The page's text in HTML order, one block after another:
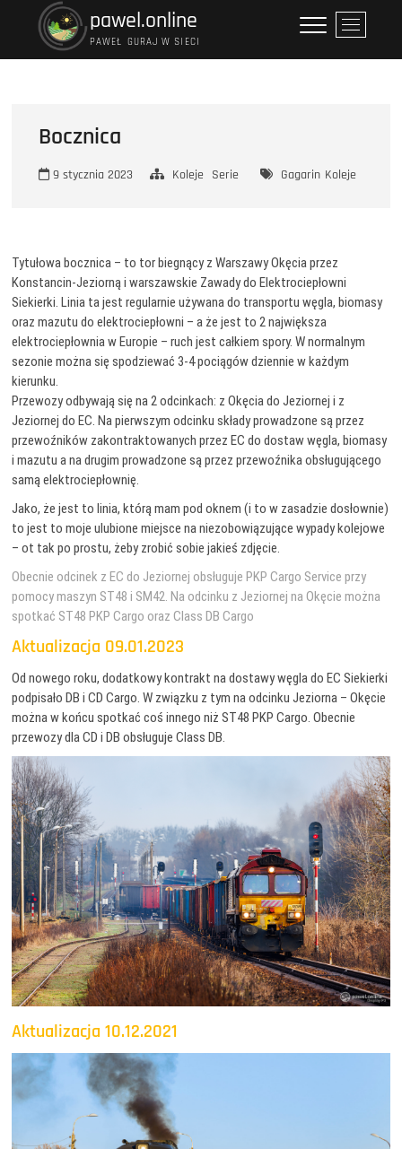
pawel.online
PAWEŁ GURAJ W SIECI
P
r
z
m
Bocznica
9 stycznia 2023 Koleje Serie Gagarin Koleje
Tytułowa bocznica – to tor biegnący z Warszawy Okęcia przez
Konstancin-Jeziorną i warszawskie Zawady do Elektrociepłowni
Siekierki. Linia ta jest regularnie używana do transportu węgla, biomasy
oraz mazutu do elektrociepłowni – a że jest to 2 największa
elektrociepłownia w Europie – ruch jest całkiem spory. W normalnym
sezonie można się spodziewać 3-4 pociągów dziennie w każdym
kierunku.
Przewozy odbywają się na 2 odcinkach: z Okęcia do Jeziornej i z
Jeziornej do EC. Na pierwszym odcinku składy prowadzone są przez
przewoźników zakontraktowanych przez EC do dostaw węgla, biomasy
i mazutu a na drugim prowadzone są przez przewoźnika obsługującego
samą elektrociepłownię.
Jako, że jest to linia, którą mam pod oknem (i to w zasadzie dosłownie)
to jest to moje ulubione miejsce na niezobowiązujące wypady kolejowe
– ot tak po prostu, żeby zrobić sobie jakieś zdjęcie.
Obecnie odcinek z EC do Jeziornej obsługuje PKP Cargo Service przy
pomocy maszyn ST48 i SM42. Na odcinku z Jeziornej na Okęcie można
spotkać ST48 PKP Cargo oraz Class DB Cargo
Aktualizacja 09.01.2023
Od nowego roku, dodatkowy kontrakt na dostawy węgla do EC Siekierki
podpisało DB i CD Cargo. W związku z tym na odcinku Jeziorna – Okęcie
można w końcu spotkać coś innego niż ST48 PKP Cargo. Obecnie
przewozy dla CD i DB obsługuje Class DB.
Aktualizacja 10.12.2021